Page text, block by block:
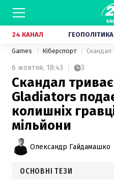
24 КАНАЛ ГЕОПОЛІТИКА
Games Кіберспорт
6 жовтня, 18:43 3
Скандал
Gladiators
колишніх
мільйони
Олександр Гайдамашко
ОСНОВНІ ТЕЗИ